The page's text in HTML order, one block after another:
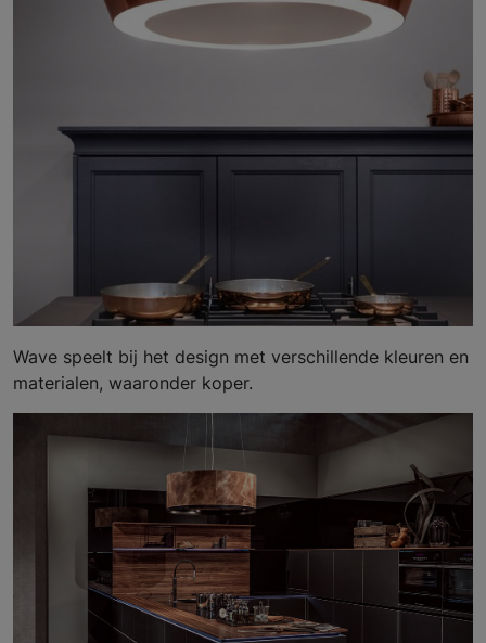
Wave speelt bij het design met verschillende kleuren en
materialen, waaronder koper.